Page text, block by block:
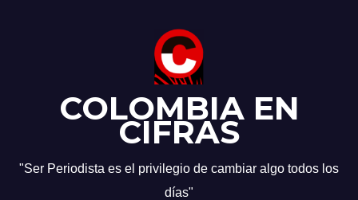
COLOMBIA EN
CIFRAS
"Ser Periodista es el privilegio de cambiar algo todos los
días"